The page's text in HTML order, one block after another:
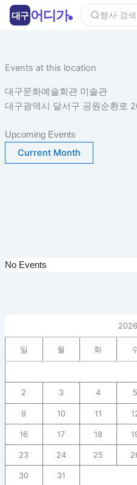
건
뛰
기
Events at this location
대구문화예술회관 미술관
대구광역시 달서구 공원순환로
Upcoming Events
Current Month
No Events
일 월 화
2 3 4 5
9 10 11
16 17 18
23 24 25
30 31
대구 어디가 행사 검색